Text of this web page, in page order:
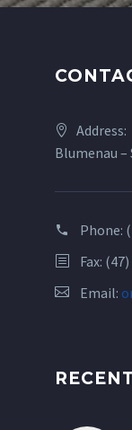
Address:
Blumenau –
Phone:
Fax:
Email: